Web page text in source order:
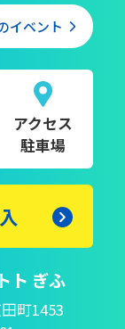
イベント
アクセス
駐車場
ト ぎふ
町1453